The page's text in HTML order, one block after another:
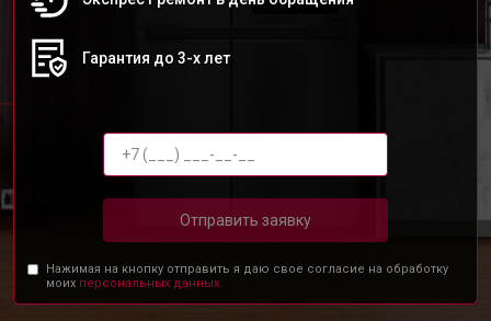
Гарантия до 3-х лет
Отправить заявку
Нажимая на кнопку отправить я даю свое согласие на обработку
моих персональных данных.